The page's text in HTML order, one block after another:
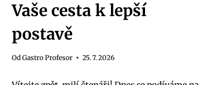
Vaše cesta k lepší
postavě
OdGastro Profesor 25. 7. 2026